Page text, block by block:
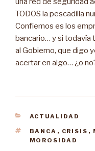
TODOS la pescadilla
Confiemos es los
bancario… y si todavía
al Gobierno, que digo
acertar en algo… ¿o
CATEGORÍAS
ACTUALIDAD
ETIQUETAS
BANCA , CRISIS ,
MOROSIDAD